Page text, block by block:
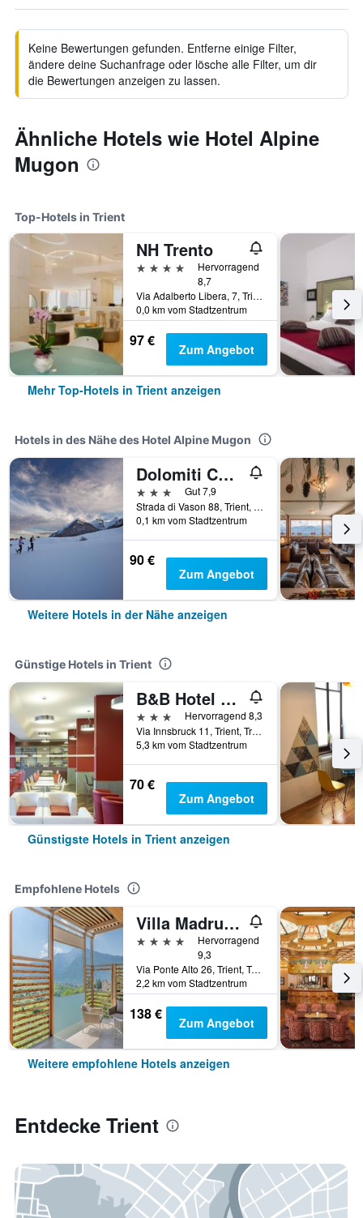
Keine Bewertungen gefunden. Entferne einige Filter,
ändere deine Suchanfrage oder lösche alle Filter, um dir
die Bewertungen anzeigen zu lassen.
Ähnliche Hotels wie Hotel Alpine
Mugon
Top-Hotels in Trient
NH Trento
4 Sterne
Hervorragend
8,7
Via Adalberto Libera, 7, Trient, Trento, Italien
0,0 km vom Stadtzentrum
97 € Zum Angebot
Mehr Top-Hotels in Trient anzeigen
Hotels in des Nähe des Hotel Alpine Mugon
Dolomiti Chalet Hotel
3 Sterne
Gut 7,9
Strada di Vason 88, Trient, Trento, Italien
0,1 km vom Stadtzentrum
90 €
Zum Angebot
Weitere Hotels in der Nähe anzeigen
Günstige Hotels in Trient
B&B Hotel Trento
3 Sterne
Hervorragend 8,3
Via Innsbruck 11, Trient, Trento, Italien
5,3 km vom Stadtzentrum
70 €
Zum Angebot
Günstigste Hotels in Trient anzeigen
Empfohlene Hotels
Villa Madruzzo
4 Sterne
Hervorragend
9,3
Via Ponte Alto 26, Trient, Trento, Italien
2,2 km vom Stadtzentrum
138 € Zum Angebot
Weitere empfohlene Hotels anzeigen
Entdecke Trient